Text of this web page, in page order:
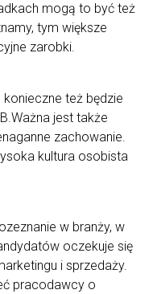
mogą to być też
tym większe
zarobki.
też będzie
jest także
zachowanie.
kultura osobista
w branży, w
oczekuje się
i sprzedaży.
pracodawcy o